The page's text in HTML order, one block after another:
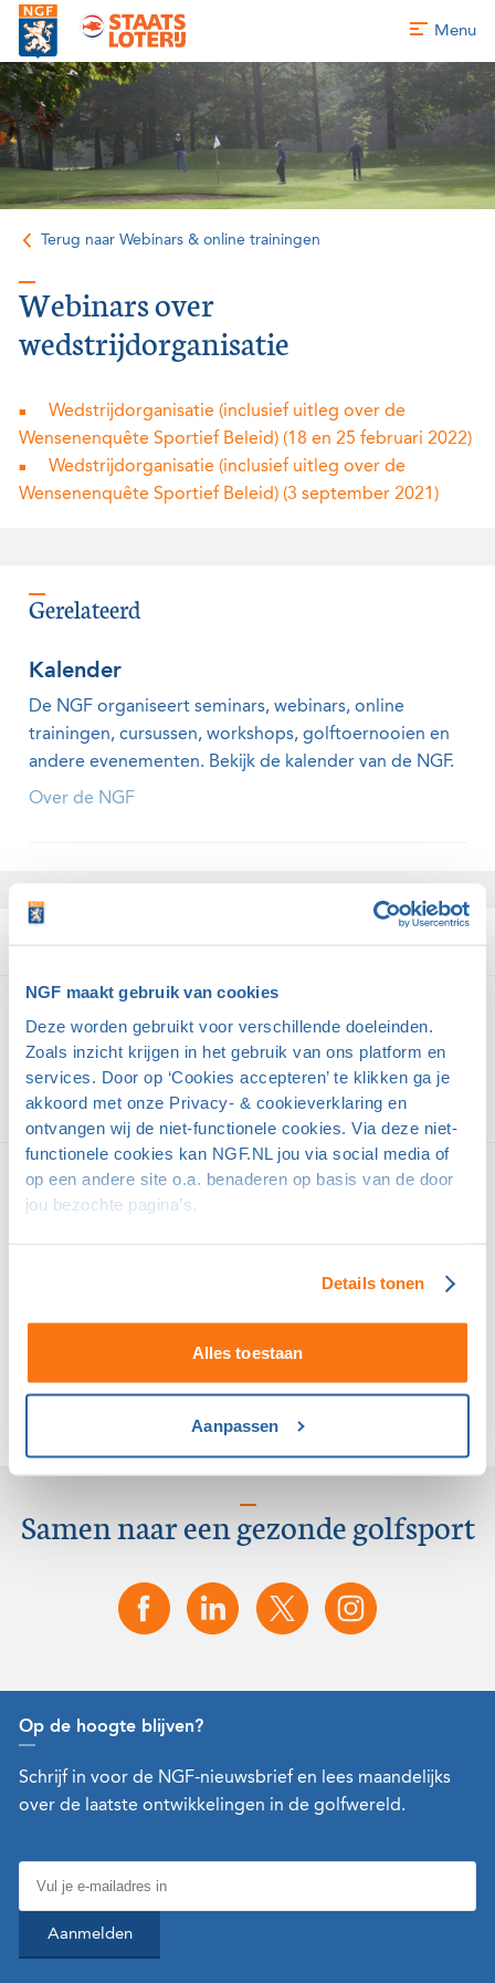
NGF maakt gebruik van cookies
Deze worden gebruikt voor verschillende doeleinden.
Zoals inzicht krijgen in het gebruik van ons platform en
services. Door op ‘Cookies accepteren’ te klikken ga je
akkoord met onze Privacy- & cookieverklaring en
ontvangen wij de niet-functionele cookies. Via deze niet-
functionele cookies kan NGF.NL jou via social media of
op een andere site o.a. benaderen op basis van de door
jou bezochte pagina’s.
Details tonen
Alles toestaan
Aanpassen
Menu
Terug naar Webinars & online trainingen
Webinars over
wedstrijdorganisatie
Wedstrijdorganisatie (inclusief uitleg over de
Wensenenquête Sportief Beleid) (18 en 25 februari 2022)
Wedstrijdorganisatie (inclusief uitleg over de
Wensenenquête Sportief Beleid) (3 september 2021)
Gerelateerd
Kalender
De NGF organiseert seminars, webinars, online
trainingen, cursussen, workshops, golftoernooien en
andere evenementen. Bekijk de kalender van de NGF.
Over de NGF
Domeinpartners van golf
Supporters van golf
Samen naar een gezonde golfsport
Op de hoogte blijven?
Schrijf in voor de NGF-nieuwsbrief en lees maandelijks
over de laatste ontwikkelingen in de golfwereld.
Aanmelden